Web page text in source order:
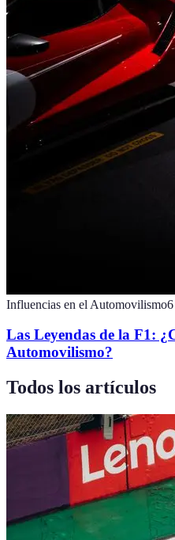
Influencias en el Automovilismo6
Las Leyendas de la F1:
Automovilismo?
Todos los artículos